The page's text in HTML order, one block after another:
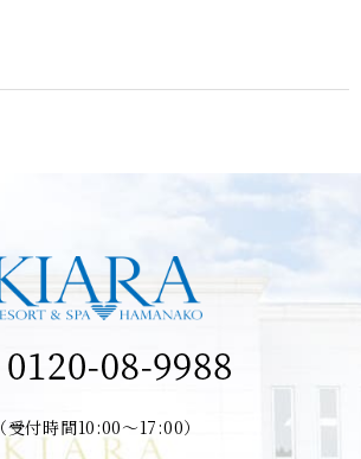
（受付時間10:00～17:00）